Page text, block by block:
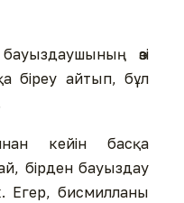
өзі
біреу айтып, бұл
кейін басқа
бірден бауыздау
Егер, бисмилланы